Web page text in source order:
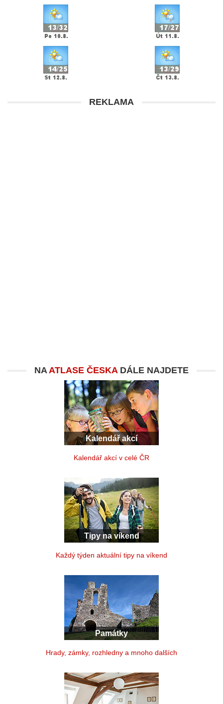
REKLAMA
NAATLASE ČESKADÁLE NAJDETE
Kalendář akcí
Kalendář akcí v celé ČR
Tipy na víkend
Každý týden aktuální tipy na víkend
Památky
Hrady, zámky, rozhledny a mnoho dalších